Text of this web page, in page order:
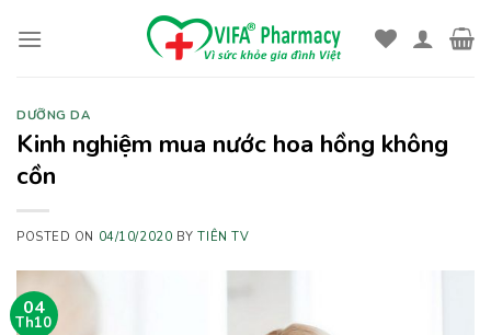
DƯỠNG DA
Kinh nghiệm mua nước hoa hồng không
cồn
POSTED ON 04/10/2020 BYTIÊN TV
04
Th10